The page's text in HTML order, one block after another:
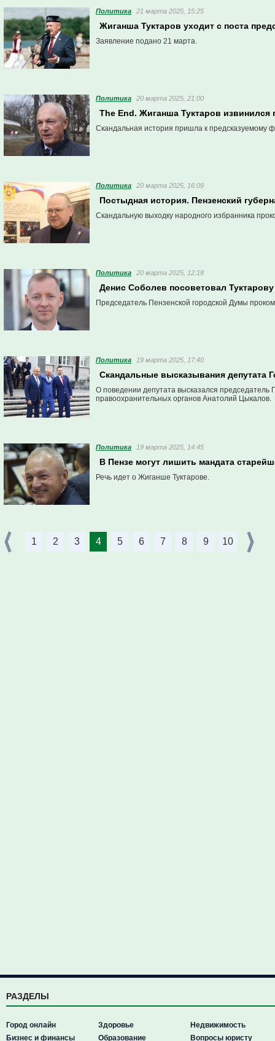
Политика 21 марта 2025, 15:25
Жиганша Туктаров уходит с поста
Заявление подано 21 марта.
Политика 20 марта 2025, 21:00
The End. Жиганша Туктаров извинился
Скандальная история пришла к предсказуемому
Политика 20 марта 2025, 16:09
Постыдная история. Пензенский
Скандальную выходку народного избранника
Политика 20 марта 2025, 12:18
Денис Соболев посоветовал
Председатель Пензенской городской Думы
Политика 19 марта 2025, 17:40
Скандальные высказывания депутата
О поведении депутата высказался
правоохранительных органов Анатолий Цыкалов.
Политика 19 марта 2025, 14:45
В Пензе могут лишить мандата
Речь идет о Жиганше Туктарове.
1 2 3 4 5 6 7 8 9 10
РАЗДЕЛЫ
Город онлайн
Бизнес и финансы
Здоровье
Образование
Недвижимость
Вопросы юристу